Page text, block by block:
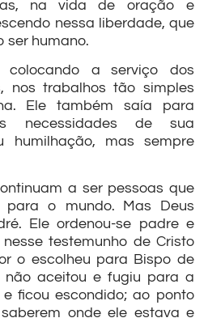
na vida de oração e
nessa liberdade, que
ser humano.
a serviço dos
nos trabalhos tão simples
Ele também saía para
necessidades de sua
humilhação, mas sempre
a ser pessoas que
para o mundo. Mas Deus
Ele ordenou-se padre e
testemunho de Cristo
o escolheu para Bispo de
não aceitou e fugiu para a
ficou escondido; ao ponto
onde ele estava e